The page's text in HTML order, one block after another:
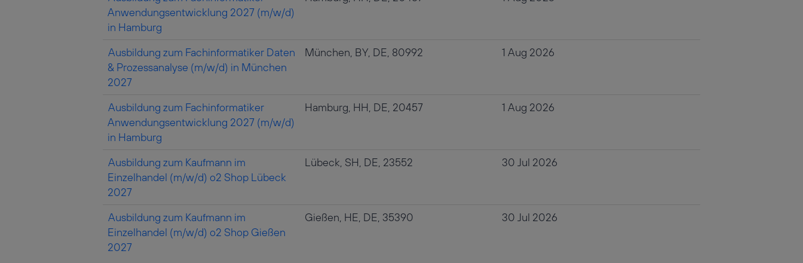
Anwendungsentwicklung 2027 (m/w/d)
in Hamburg
Ausbildung zum Fachinformatiker Daten
& Prozessanalyse (m/w/d) in München
2027
München, BY, DE, 80992 1 Aug 2026
Ausbildung zum Fachinformatiker
Anwendungsentwicklung 2027 (m/w/d)
in Hamburg
Hamburg, HH, DE, 20457 1 Aug 2026
Ausbildung zum Kaufmann im
Einzelhandel (m/w/d) o2 Shop Lübeck
2027
Lübeck, SH, DE, 23552 30 Jul 2026
Ausbildung zum Kaufmann im
Einzelhandel (m/w/d) o2 Shop Gießen
2027
Gießen, HE, DE, 35390 30 Jul 2026